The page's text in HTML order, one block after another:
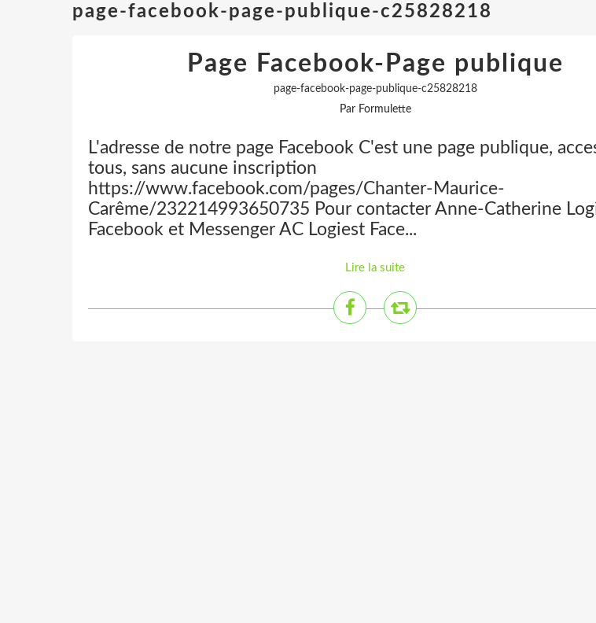
page-facebook-page-publique-c25828218
Page Facebook-Page publique
page-facebook-page-publique-c25828218
Par Formulette
L'adresse de notre page Facebook C'est une page publique,
tous, sans aucune inscription
https://www.facebook.com/pages/Chanter-Maurice-
Carême/232214993650735 Pour contacter Anne-Catherine
Facebook et Messenger AC Logiest Face...
Lire la suite